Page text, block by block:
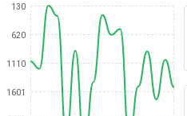
130
620
1110
1601